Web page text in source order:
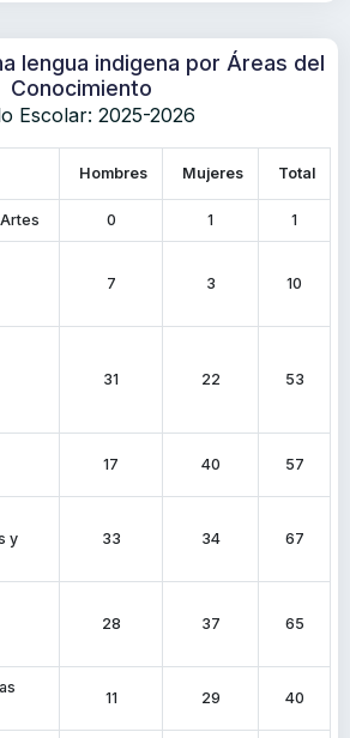
lengua indigena por Áreas del
Conocimiento
Escolar: 2025-2026
Hombres Mujeres Total
0 1 1
7 3 10
31 22 53
17 40 57
y
33 34 67
28 37 65
11 29 40